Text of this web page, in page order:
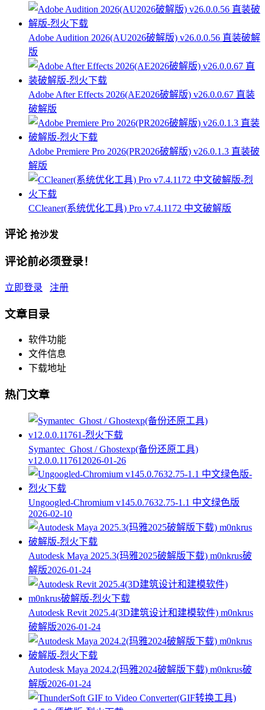
Adobe Audition 2026(AU2026破解版) v26.0.0.56 直装破解
版
Adobe After Effects 2026(AE2026破解版) v26.0.0.67 直装
破解版
Adobe Premiere Pro 2026(PR2026破解版) v26.0.1.3 直装破
解版
CCleaner(系统优化工具) Pro v7.4.1172 中文破解版
评论 抢沙发
评论前必须登录！
立即登录 注册
文章目录
软件功能
文件信息
下载地址
热门文章
Symantec_Ghost / Ghostexp(备份还原工具)
v12.0.0.11761 2026-01-26
Ungoogled-Chromium v145.0.7632.75-1.1 中文绿色版
2026-02-10
Autodesk Maya 2025.3(玛雅2025破解版下载) m0nkrus破
解版2026-01-24
Autodesk Revit 2025.4(3D建筑设计和建模软件) m0nkrus
破解版2026-01-24
Autodesk Maya 2024.2(玛雅2024破解版下载) m0nkrus破
解版2026-01-24